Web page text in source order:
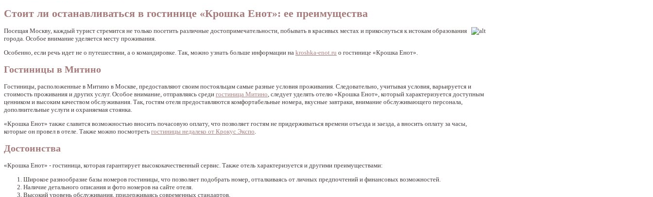
Стоит ли останавливаться в гостинице «Крошка Енот»: ее преимущества
Посещая Москву, каждый турист стремится не только посетить различные достопримечательности, побывать в красивых местах и прикоснуться к истокам образования
города. Особое внимание уделяется месту проживания.
Особенно, если речь идет не о путешествии, а о командировке. Так, можно узнать больше информации на kroshka-enot.ru о гостинице «Крошка Енот».
Гостиницы в Митино
Гостиницы, расположенные в Митино в Москве, предоставляют своим постояльцам самые разные условия проживания. Следовательно, учитывая условия, варьируется и
стоимость проживания и других услуг. Особое внимание, отправляясь среди гостиница Митино , следует уделять отелю «Крошка Енот», который характеризуется доступным
ценником и высоким качеством обслуживания. Так, гостям отеля предоставляются комфортабельные номера, вкусные завтраки, внимание обслуживающего персонала,
дополнительные услуги и охраняемая стоянка.
«Крошка Енот» также славится возможностью вносить почасовую оплату, что позволяет гостям не придерживаться времени отъезда и заезда, а вносить оплату за часы,
которые он провел в отеле. Также можно посмотреть гостиницы недалеко от Крокус Экспо
Достоинства
«Крошка Енот» - гостиница, которая гарантирует высококачественный сервис. Также отель характеризуется и другими преимуществами:
Широкое разнообразие базы номеров гостиницы, что позволяет подобрать номер, отталкиваясь от личных предпочтений и финансовых возможностей.
Наличие детального описания и фото номеров на сайте отеля.
Высокий уровень обслуживания, придерживаясь современных стандартов.